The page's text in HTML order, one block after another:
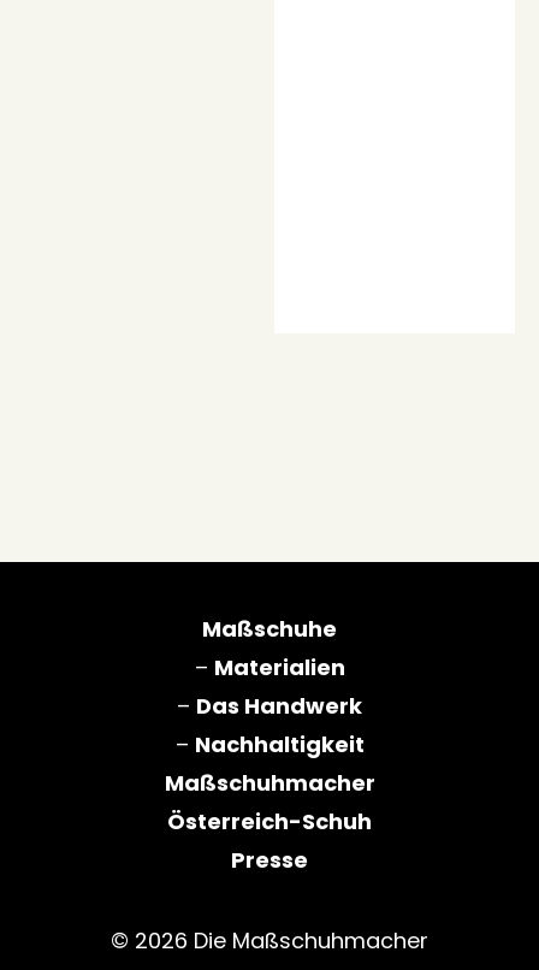
Maßschuhe
– Materialien
– Das Handwerk
– Nachhaltigkeit
Maßschuhmacher
Österreich-Schuh
Presse
© 2026 Die Maßschuhmacher